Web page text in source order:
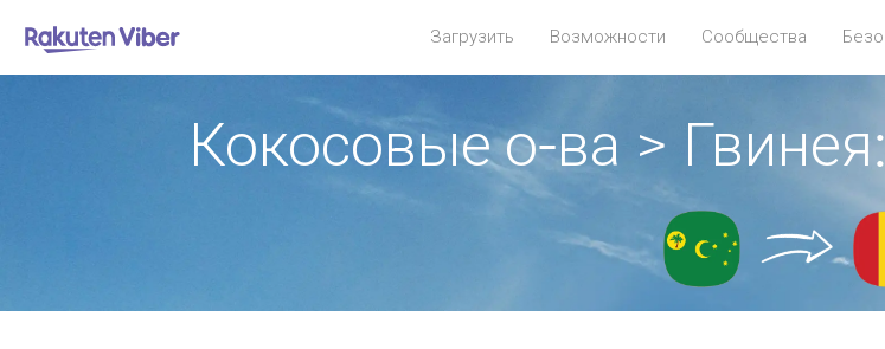
Загрузить Возможности Сообщества
Кокосовые о-ва >